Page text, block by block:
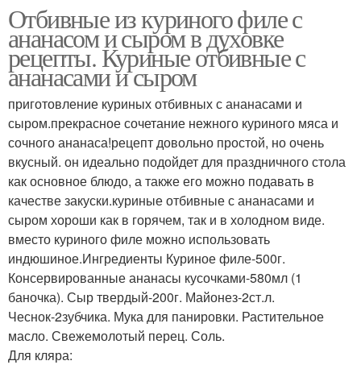
Грудка с ананасом Курица с ананасами
Отбивные из куриного филе с
ананасом и сыром в духовке
рецепты. Куриные отбивные с
ананасами и сыром
приготовление куриных отбивных с ананасами и
сыром.прекрасное сочетание нежного куриного мяса и
сочного ананаса!рецепт довольно простой, но очень
вкусный. он идеально подойдет для праздничного стола
как основное блюдо, а также его можно подавать в
качестве закуски.куриные отбивные с ананасами и
сыром хороши как в горячем, так и в холодном виде.
вместо куриного филе можно использовать
индюшиное.Ингредиенты Куриное филе-500г.
Консервированные ананасы кусочками-580мл (1
баночка). Сыр твердый-200г. Майонез-2ст.л.
Чеснок-2зубчика. Мука для панировки. Растительное
масло. Свежемолотый перец. Соль.
Для кляра: